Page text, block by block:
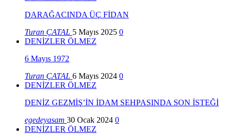
DARAĞACINDA ÜÇ FİDAN
Turan ÇATAL 5 Mayıs 2025 0
DENİZLER ÖLMEZ
6 Mayıs 1972
Turan ÇATAL 6 Mayıs 2024 0
DENİZLER ÖLMEZ
DENİZ GEZMİŞ’İN İDAM SEHPASINDA SON İSTEĞİ
egedeyasam 30 Ocak 2024 0
DENİZLER ÖLMEZ